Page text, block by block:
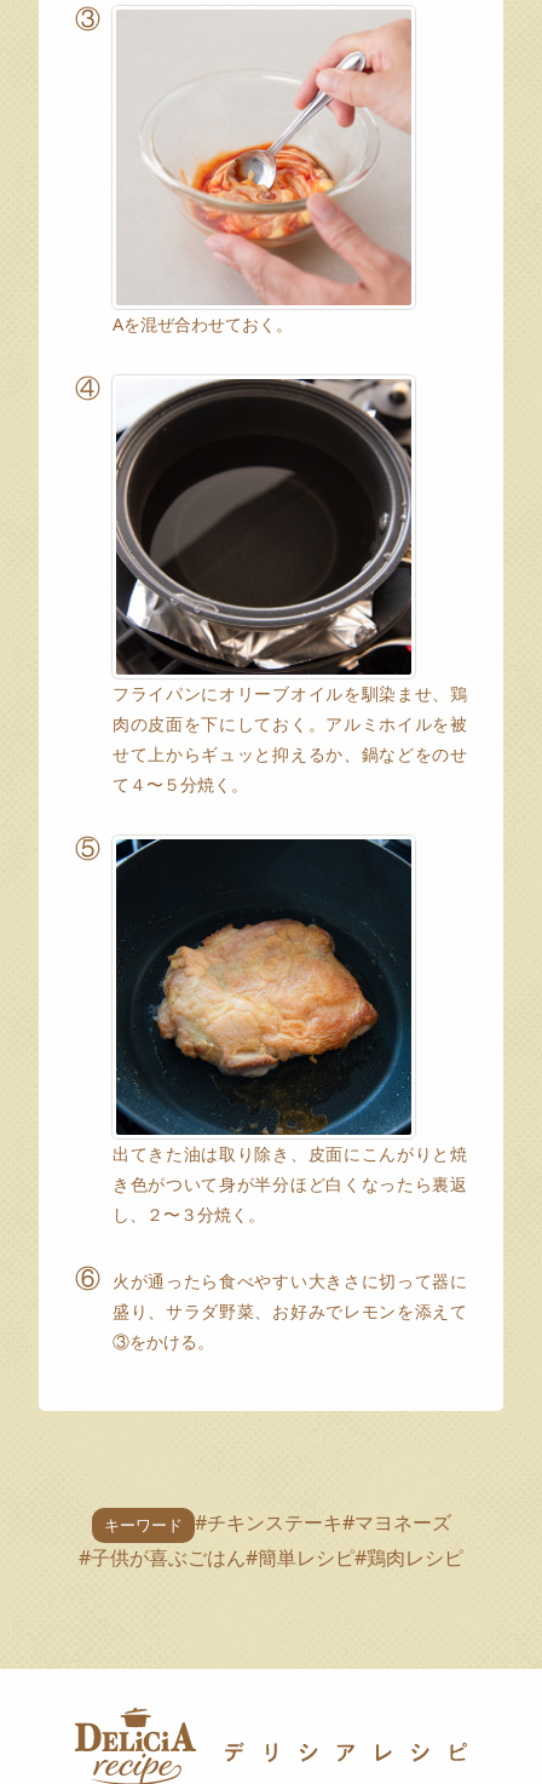
③
Aを混ぜ合わせておく。
④
フライパンにオリーブオイルを馴染ませ、鶏
肉の皮面を下にしておく。アルミホイルを被
せて上からギュッと抑えるか、鍋などをのせ
て４〜５分焼く。
⑤
出てきた油は取り除き、皮面にこんがりと焼
き色がついて身が半分ほど白くなったら裏返
し、２〜３分焼く。
⑥ 火が通ったら食べやすい大きさに切って器に
盛り、サラダ野菜、お好みでレモンを添えて
③をかける。
キーワード #チキンステーキ#マヨネーズ
#子供が喜ぶごはん#簡単レシピ#鶏肉レシピ